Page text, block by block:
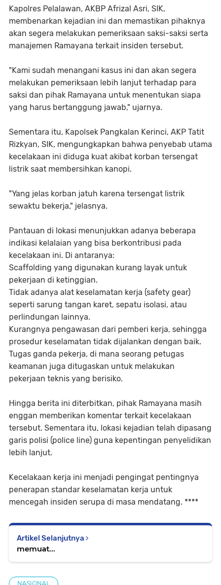
Kapolres Pelalawan, AKBP Afrizal Asri, SIK,
membenarkan kejadian ini dan memastikan pihaknya
akan segera melakukan pemeriksaan saksi-saksi serta
manajemen Ramayana terkait insiden tersebut.
"Kami sudah menangani kasus ini dan akan segera
melakukan pemeriksaan lebih lanjut terhadap para
saksi dan pihak Ramayana untuk menentukan siapa
yang harus bertanggung jawab," ujarnya.
Sementara itu, Kapolsek Pangkalan Kerinci, AKP Tatit
Rizkyan, SIK, mengungkapkan bahwa penyebab utama
kecelakaan ini diduga kuat akibat korban tersengat
listrik saat membersihkan kanopi.
"Yang jelas korban jatuh karena tersengat listrik
sewaktu bekerja," jelasnya.
Pantauan di lokasi menunjukkan adanya beberapa
indikasi kelalaian yang bisa berkontribusi pada
kecelakaan ini. Di antaranya:
Scaffolding yang digunakan kurang layak untuk
pekerjaan di ketinggian.
Tidak adanya alat keselamatan kerja (safety gear)
seperti sarung tangan karet, sepatu isolasi, atau
perlindungan lainnya.
Kurangnya pengawasan dari pemberi kerja, sehingga
prosedur keselamatan tidak dijalankan dengan baik.
Tugas ganda pekerja, di mana seorang petugas
keamanan juga ditugaskan untuk melakukan
pekerjaan teknis yang berisiko.
Hingga berita ini diterbitkan, pihak Ramayana masih
enggan memberikan komentar terkait kecelakaan
tersebut. Sementara itu, lokasi kejadian telah dipasang
garis polisi (police line) guna kepentingan penyelidikan
lebih lanjut.
Kecelakaan kerja ini menjadi pengingat pentingnya
penerapan standar keselamatan kerja untuk
mencegah insiden serupa di masa mendatang. ****
Artikel Selanjutnya
memuat...
NASIONAL